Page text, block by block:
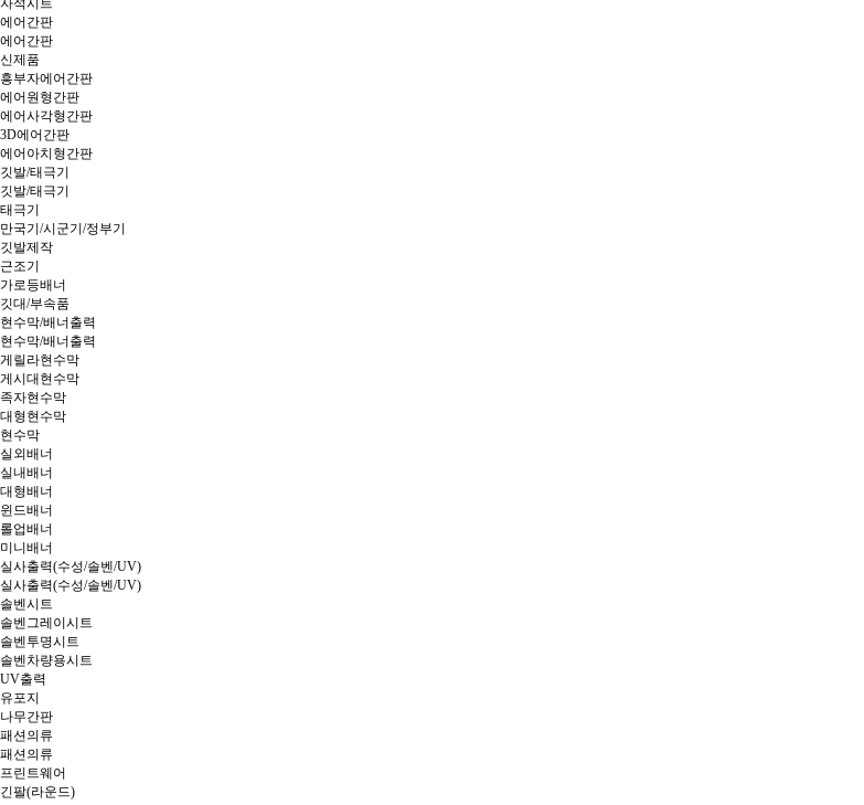
자석시트
에어간판
에어간판
신제품
흥부자에어간판
에어원형간판
에어사각형간판
3D에어간판
에어아치형간판
깃발/태극기
깃발/태극기
태극기
만국기/시군기/정부기
깃발제작
근조기
가로등배너
깃대/부속품
현수막/배너출력
현수막/배너출력
게릴라현수막
게시대현수막
족자현수막
대형현수막
현수막
실외배너
실내배너
대형배너
윈드배너
롤업배너
미니배너
실사출력(수성/솔벤/UV)
실사출력(수성/솔벤/UV)
솔벤시트
솔벤그레이시트
솔벤투명시트
솔벤차량용시트
UV출력
유포지
나무간판
패션의류
패션의류
프린트웨어
긴팔(라운드)